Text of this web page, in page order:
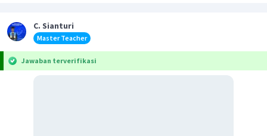
C. Sianturi
Master Teacher
Jawaban terverifikasi